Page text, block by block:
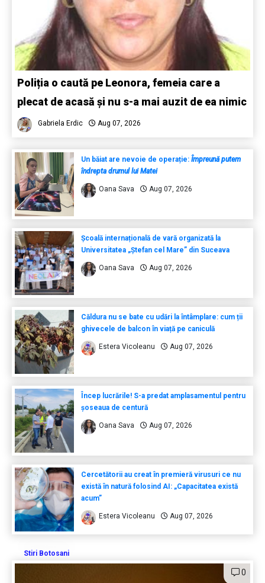
Poliția o caută pe Leonora, femeia care a
plecat de acasă și nu s-a mai auzit de ea nimic
Gabriela Erdic Aug 07, 2026
Un băiat are nevoie de operație: Împreună putem
îndrepta drumul lui Matei
Oana Sava Aug 07, 2026
Școală internațională de vară organizată la
Universitatea „Ștefan cel Mare” din Suceava
Oana Sava Aug 07, 2026
Căldura nu se bate cu udări la întâmplare: cum ții
ghivecele de balcon în viață pe caniculă
Estera Vicoleanu Aug 07, 2026
Încep lucrările! S-a predat amplasamentul pentru
șoseaua de centură
Oana Sava Aug 07, 2026
Cercetătorii au creat în premieră virusuri ce nu
există în natură folosind AI: „Capacitatea există
acum”
Estera Vicoleanu Aug 07, 2026
Stiri Botosani
0